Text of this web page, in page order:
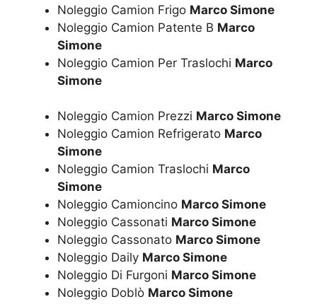
Noleggio Camion Frigo Marco Simone
Noleggio Camion Patente B Marco
Simone
Noleggio Camion Per Traslochi Marco
Simone
Noleggio Camion Prezzi Marco Simone
Noleggio Camion Refrigerato Marco
Simone
Noleggio Camion Traslochi Marco
Simone
Noleggio Camioncino Marco Simone
Noleggio Cassonati Marco Simone
Noleggio Cassonato Marco Simone
Noleggio Daily Marco Simone
Noleggio Di Furgoni Marco Simone
Noleggio Doblò Marco Simone